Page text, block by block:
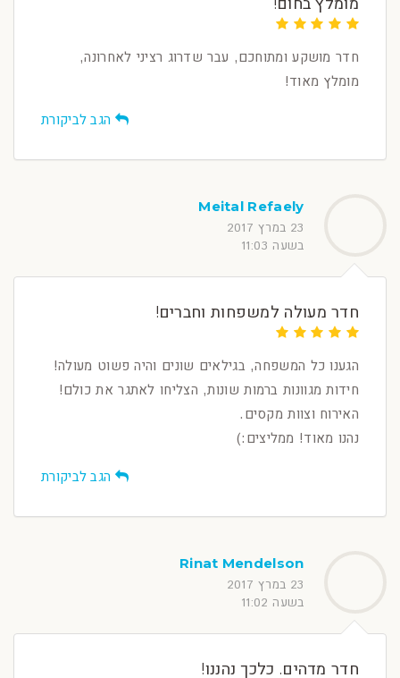
חדר מושקע ומתוחכם, עבר שדרוג רציני לאחרונה,
מומלץ מאוד!
הגב לביקורת
Meital Refaely
23 במרץ 2017
בשעה 11:03
חדר מעולה למשפחות וחברים!
הגענו כל המשפחה, בגילאים שונים והיה פשוט מעולה!
חידות מגוונות ברמות שונות, הצליחו לאתגר את כולם!
האירוח וצוות מקסים.
נהנו מאוד! ממליצים:)
הגב לביקורת
Rinat Mendelson
23 במרץ 2017
בשעה 11:02
חדר מדהים. כלכך נהננו!